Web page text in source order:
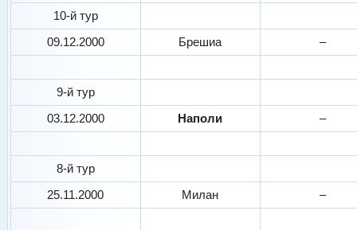
10-й тур
09.12.2000
Брешиа –
9-й тур
03.12.2000
Наполи –
8-й тур
25.11.2000
Милан –